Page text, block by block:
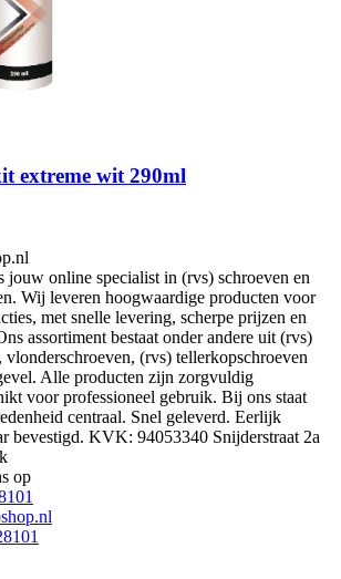
extreme wit 290ml
jouw online specialist in (rvs) schroeven en
Wij leveren hoogwaardige producten voor
met snelle levering, scherpe prijzen en
assortiment bestaat onder andere uit (rvs)
vlonderschroeven, (rvs) tellerkopschroeven
Alle producten zijn zorgvuldig
voor professioneel gebruik. Bij ons staat
centraal. Snel geleverd. Eerlijk
bevestigd. KVK: 94053340 Snijderstraat 2a
op